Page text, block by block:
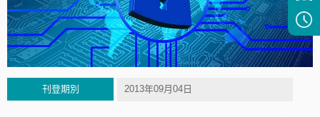
刊登期別 2013年09月04日